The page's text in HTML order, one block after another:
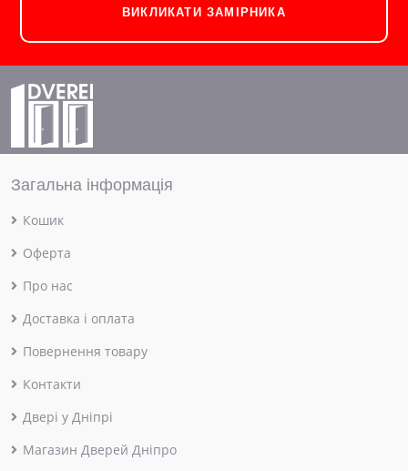
ВИКЛИКАТИ ЗАМІРНИКА
Загальна інформація
Кошик
Оферта
Про нас
Доставка і оплата
Повернення товару
Контакти
Двері у Дніпрі
Магазин Дверей Дніпро